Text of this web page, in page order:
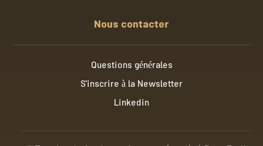
Nous contacter
Questions générales
S'inscrire à la Newsletter
Linkedin